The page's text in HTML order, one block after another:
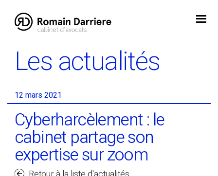
content
Les actualités
12 mars 2021
Cyberharcèlement : le
cabinet partage son
expertise sur zoom